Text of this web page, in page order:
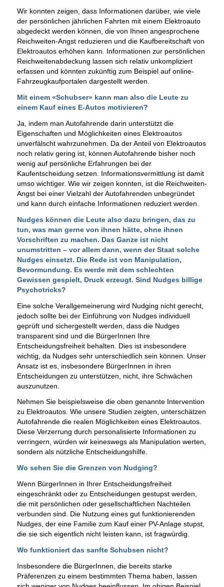
Wir konnten zeigen, dass Informationen darüber, wie viele
der persönlichen jährlichen Fahrten mit einem Elektroauto
abgedeckt werden können, die von Ihnen angesprochene
Reichweiten-Angst reduzieren und die Kaufbereitschaft von
Elektroautos erhöhen kann. Informationen zur persönlichen
Reichweitenabdeckung lassen sich relativ unkompliziert
erfassen und könnten zukünftig zum Beispiel auf online-
Fahrzeugkaufportalen dargestellt werden.
Mit einem «Schubser» kann man also die Leute zu
einem Kauf eines E-Autos motivieren?
Ja, indem man Autofahrende darin unterstützt die
Eigenschaften und Möglichkeiten eines Elektroautos
unverfälscht wahrzunehmen. Da der Anteil von Elektroautos
noch relativ gering ist, können Autofahrende bisher noch
wenig auf persönliche Erfahrungen bei der
Kaufentscheidung setzen. Informationsvermittlung ist damit
umso wichtiger. Wie wir zeigen konnten, ist die Reichweiten-
Angst bei einer Vielzahl der Autofahrenden unbegründet
und kann durch einfache Informationen reduziert werden.
Nudges können die Leute also dazu bringen, das zu
tun, was man gerne von ihnen hätte, ohne ihnen
Vorschriften zu machen. Das Ganze ist nicht
unumstritten – vor allem dann, wenn der Staat solche
Nudges einsetzt. Die Rede ist von Manipulation,
Bevormundung. Es werde mit dem schlechten
Gewissen gespielt, Druck erzeugt. Sind Nudges billige
Psychotricks?
Eine solche Verallgemeinerung wird Nudging nicht gerecht,
jedoch sollte bei der Einführung von Nudges individuell
geprüft und sichergestellt werden, dass die Nudges
transparent sind und die BürgerInnen Ihre
Entscheidungsfreiheit behalten. Dies ist insbesondere
wichtig, da Nudges sehr unterschiedlich sein können. Unser
Ansatz ist es, insbesondere BürgerInnen in ihren
Entscheidungen zu unterstützen, nicht, ihre Schwächen
auszunutzen.
Nehmen Sie beispielsweise die oben genannte Intervention
zu Elektroautos. Wie unsere Studien zeigten, unterschätzen
Autofahrende die realen Möglichkeiten eines Elektroautos.
Diese Verzerrung durch personalisierte Informationen zu
verringern, würden wir keineswegs als Manipulation werten,
sondern als nützliche Entscheidungshilfe.
Wo sehen Sie die Grenzen von Nudging?
Wenn BürgerInnen in Ihrer Entscheidungsfreiheit
eingeschränkt oder zu Entscheidungen gestupst werden,
die mit persönlichen oder gesellschaftlichen Nachteilen
verbunden sind. Die Nutzung eines gut funktionierenden
Nudges, der eine Familie zum Kauf einer PV-Anlage stupst,
die sie sich eigentlich nicht leisten kann, ist fragwürdig.
Wo funktioniert das sanfte Schubsen nicht?
Insbesondere die BürgerInnen, die bereits starke
Präferenzen zu einem bestimmten Thema haben, lassen